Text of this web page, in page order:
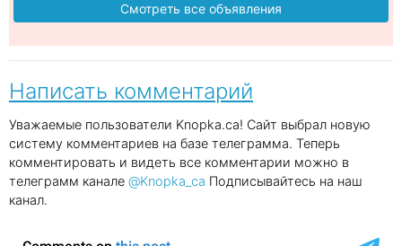
Смотреть все объявления
Написать комментарий
Уважаемые пользователи Knopka.ca! Сайт выбрал новую
систему комментариев на базе телеграмма. Теперь
комментировать и видеть все комментарии можно в
телеграмм канале @Knopka_ca Подписывайтесь на наш
канал.